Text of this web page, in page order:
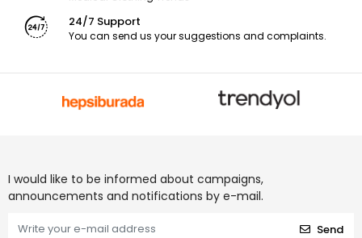
24/7 Support
You can send us your suggestions and complaints.
I would like to be informed about campaigns,
announcements and notifications by e-mail.
Send